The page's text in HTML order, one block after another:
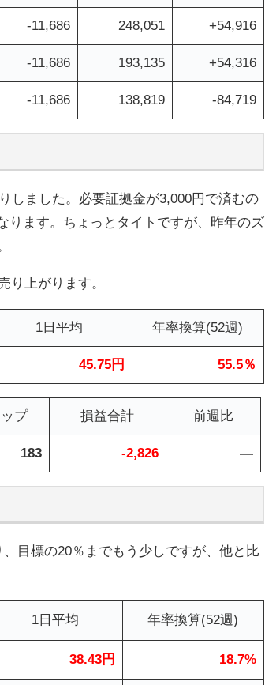
-11,686 248,051 +54,916
-11,686 193,135 +54,316
-11,686 138,819 -84,719
しました。必要証拠金が3,000円で済むの
ります。ちょっとタイトですが、昨年のズ
り上がります。
1日平均 年率換算(52週)
45.75円 55.5％
プ 損益合計 前週比
183 -2,826 —
目標の20％までもう少しですが、他と比
1日平均 年率換算(52週)
38.43円 18.7%